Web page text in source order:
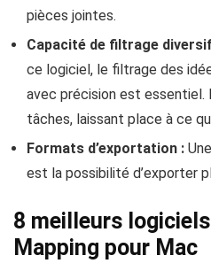
pièces jointes.
Capacité de filtrage
ce logiciel, le filtrage des
avec précision est essentiel.
tâches, laissant place à ce
Formats d’exportation :
est la possibilité d’exporter
8 meilleurs
Mapping pour Mac